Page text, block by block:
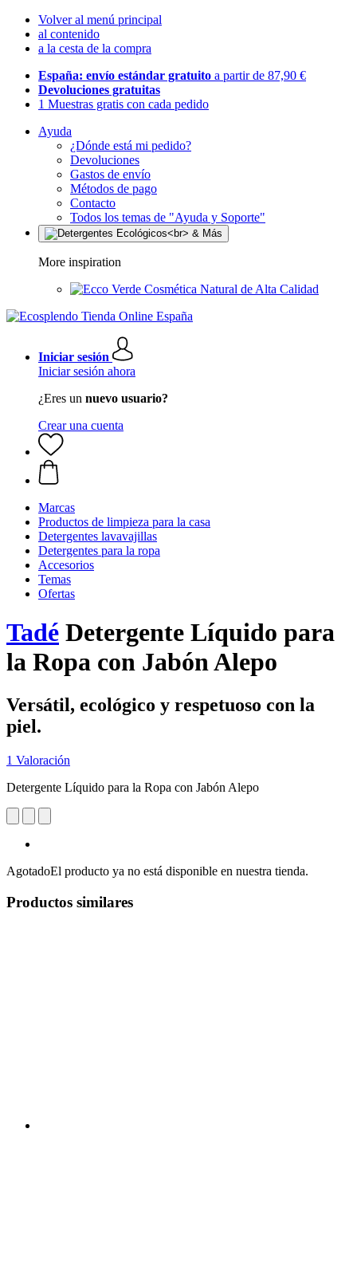
Volver al menú principal
al contenido
a la cesta de la compra
España: envío estándar gratuito a partir de 87,90 €
Devoluciones gratuitas
1 Muestras gratis con cada pedido
Ayuda
¿Dónde está mi pedido?
Devoluciones
Gastos de envío
Métodos de pago
Contacto
Todos los temas de "Ayuda y Soporte"
More inspiration
Cosmética Natural de Alta Calidad
Iniciar sesión
Iniciar sesión ahora
¿Eres un nuevo usuario?
Crear una cuenta
Marcas
Productos de limpieza para la casa
Detergentes lavavajillas
Detergentes para la ropa
Accesorios
Temas
Ofertas
Tadé Detergente Líquido para
la Ropa con Jabón Alepo
Versátil, ecológico y respetuoso con la
piel.
1 Valoración
Detergente Líquido para la Ropa con Jabón Alepo
AgotadoEl producto ya no está disponible en nuestra tienda.
Productos similares